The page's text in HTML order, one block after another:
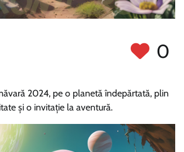
0
2024, pe o planetă îndepărtată, plin
și o invitație la aventură.